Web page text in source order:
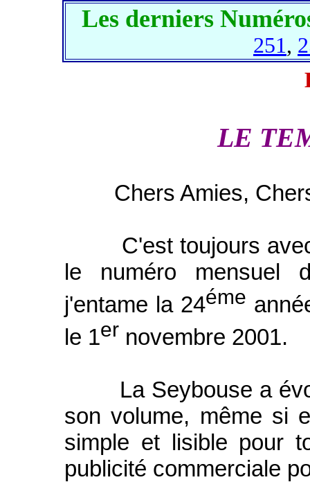
Les derniers
251,
LE
Chers Amies,
C'est toujours avec
le numéro mensuel
j'entame la 24éme
le 1er novembre 2001.
La Seybouse a
son volume, même si
simple et lisible pour
publicité commerciale